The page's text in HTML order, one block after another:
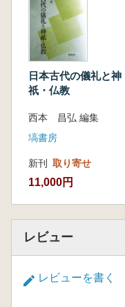
〔コラム〕『
を担保する典籍―
第四章 変容す
変化―
第一節 八幡大
第二節 「崇道
第三節 臣下と
〔コラム〕豊国
終 章 日本古代
日本古代の儀礼と神
祇・仏教
西本 昌弘 編集
塙書房
新刊 取り寄せ
11,000円
レビュー
レビューを書く